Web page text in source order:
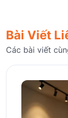
Bài Viết
Các bài viết